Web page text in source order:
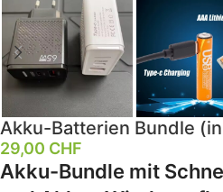
Akku-Batterien Bundle
29,00 CHF
Akku-Bundle mit